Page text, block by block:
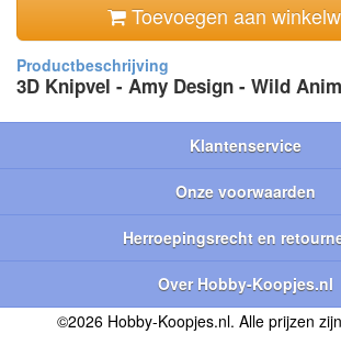
Toevoegen aan
3D Knipvel - Amy Design - Wild
Klantenservice
Onze voorwaarden
Herroepingsrecht en
Over Hobby-Koopjes.nl
©2026 Hobby-Koopjes.nl. Alle prijzen zijn